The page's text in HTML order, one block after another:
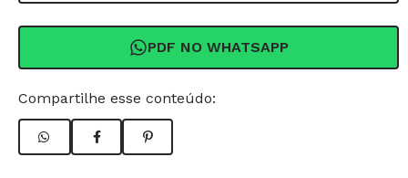
PDF NO WHATSAPP
Compartilhe esse conteúdo: